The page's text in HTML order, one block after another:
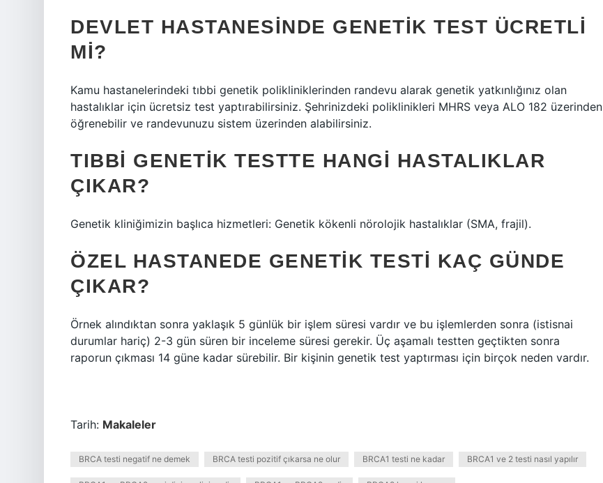
DEVLET HASTANESINDE GENETIK TEST ÜCRETLI
MI?
Kamu hastanelerindeki tıbbi genetik polikliniklerinden randevu alarak genetik yatkınlığınız olan
hastalıklar için ücretsiz test yaptırabilirsiniz. Şehrinizdeki poliklinikleri MHRS veya ALO 182 üzerinden
öğrenebilir ve randevunuzu sistem üzerinden alabilirsiniz.
TIBBI GENETIK TESTTE HANGI HASTALIKLAR
ÇIKAR?
Genetik kliniğimizin başlıca hizmetleri: Genetik kökenli nörolojik hastalıklar (SMA, frajil).
ÖZEL HASTANEDE GENETIK TESTI KAÇ GÜNDE
ÇIKAR?
Örnek alındıktan sonra yaklaşık 5 günlük bir işlem süresi vardır ve bu işlemlerden sonra (istisnai
durumlar hariç) 2-3 gün süren bir inceleme süresi gerekir. Üç aşamalı testten geçtikten sonra
raporun çıkması 14 güne kadar sürebilir. Bir kişinin genetik test yaptırması için birçok neden vardır.
Tarih: Makaleler
BRCA testi negatif ne demek BRCA testi pozitif çıkarsa ne olur BRCA1 testi ne kadar BRCA1 ve 2 testi nasıl yapılır